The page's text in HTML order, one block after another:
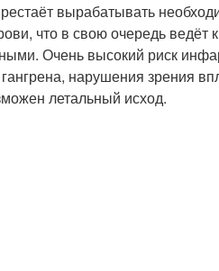
вырабатывать
что в свою очередь ведёт
Очень высокий риск
нарушения зрения
летальный исход.